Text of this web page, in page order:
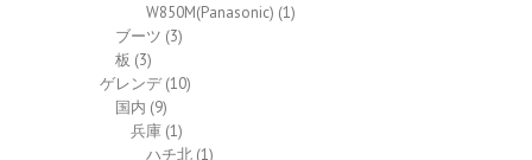
W850M(Panasonic) (1)
ブーツ (3)
板 (3)
ゲレンデ(10)
国内 (9)
兵庫 (1)
ハチ北 (1)